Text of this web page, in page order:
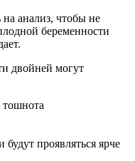
анализ, чтобы не
беременности
двойней могут
тошнота
проявляться ярче